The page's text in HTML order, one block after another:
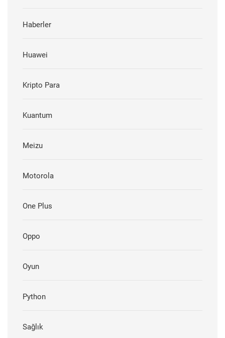
Haberler
Huawei
Kripto Para
Kuantum
Meizu
Motorola
One Plus
Oppo
Oyun
Python
Sağlık